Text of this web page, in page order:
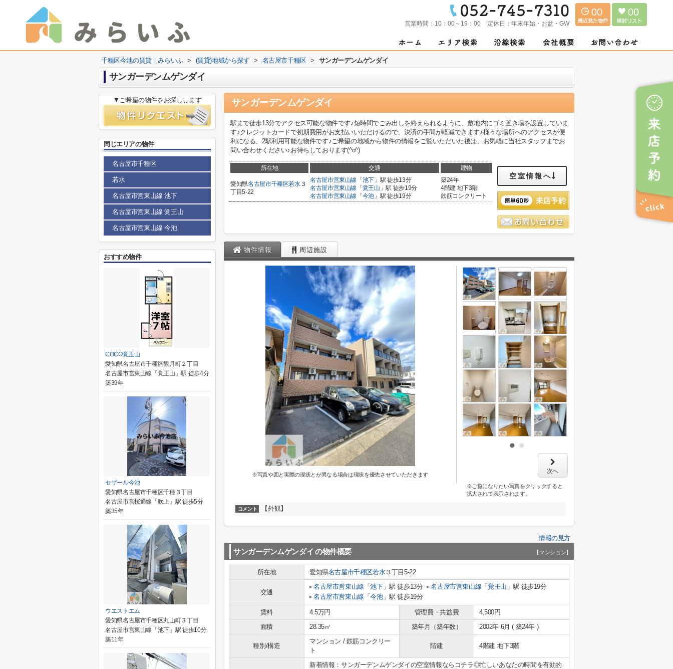
営業時間： 10：00～19：00 定休日： 年末年始・お盆・GW
00 00
千種区今池の賃貸｜みらいふ > (賃貸)地域から探す > 名古屋市千種区 > サンガーデンムゲンダイ
サンガーデンムゲンダイ
サンガーデンムゲンダイ
駅まで徒歩13分でアクセス可能な物件です♪短時間でごみ出しを終えられるように、敷地内にゴミ置き場を設置していま
す♪クレジットカードで初期費用がお支払いいただけるので、決済の手間が軽減できます♪様々な場所へのアクセスが便
利になる、2駅利用可能な物件です♪ご希望の地域から物件の情報をご覧いただいた後は、お気軽に当社スタッフまでお
問い合わせください♪お待ちしております(^o^)
所在地 交通 建物
愛知県名古屋市千種区若水３
丁目5-22
名古屋市営東山線 「 池下 」駅 徒歩13分
名古屋市営東山線 「 覚王山 」駅 徒歩19分
名古屋市営東山線 「 今池 」駅 徒歩19分
築24年
4階建 地下3階
鉄筋コンクリート
空室情報へ
物件情報 周辺施設
※写真や図と実際の現状とが異なる場合は現状を優先させていただきます 次へ
※ご覧になりたい写真をクリックすると
拡大されて表示されます。
コメント 【外観】
情報の見方
サンガーデンムゲンダイ の物件概要 【マンション】
所在地 愛知県名古屋市千種区若水３丁目5-22
交通
名古屋市営東山線 「池下」駅 徒歩13分 名古屋市営東山線 「 覚王山 」駅 徒歩19分
名古屋市営東山線 「今池」駅 徒歩19分
賃料 4.5万円 管理費・共益費
4,500円
面積
28.35㎡ 築年月（築年数） 2002年 6月 ( 築24年 )
種別/構造
マンション / 鉄筋コンクリー
ト
階建 4階建 地下3階
新着情報：サンガーデンムゲンダイの空室情報ならコチラ◎忙しいあなたの時間を有効的
▼ご希望の物件をお探しします
同じエリアの物件
名古屋市千種区
若水
名古屋市営東山線 池下
名古屋市営東山線 覚王山
名古屋市営東山線 今池
おすすめ物件
COCO覚王山
愛知県名古屋市千種区観月町２丁目
名古屋市営東山線「覚王山」駅 徒歩4分
築39年
セザール今池
愛知県名古屋市千種区千種３丁目
名古屋市営桜通線「吹上」駅 徒歩5分
築35年
ウエストエム
愛知県名古屋市千種区丸山町３丁目
名古屋市営東山線「池下」駅 徒歩10分
築11年